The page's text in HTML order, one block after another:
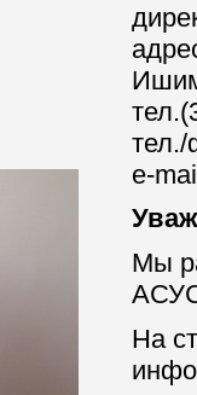
тел./
e-
Мы
На